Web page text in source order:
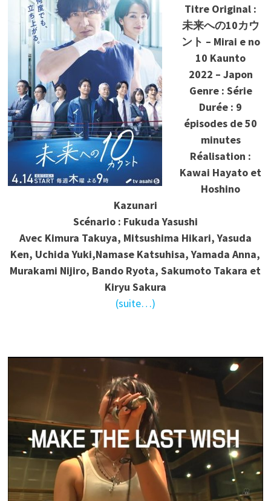
Titre Original :
未来への10カウ
ント – Mirai e no
10 Kaunto
2022 – Japon
Genre : Série
Durée : 9
épisodes de 50
minutes
Réalisation :
Kawai Hayato et
Hoshino
Kazunari
Scénario : Fukuda Yasushi
Avec Kimura Takuya, Mitsushima Hikari, Yasuda
Ken, Uchida Yuki,Namase Katsuhisa, Yamada Anna,
Murakami Nijiro, Bando Ryota, Sakumoto Takara et
Kiryu Sakura
(suite…)